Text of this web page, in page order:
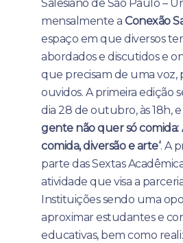
Salesiano de São Paulo –
mensalmente aConexão
espaço em que diversos
abordados e discutidos e
que precisam de uma voz,
ouvidos. A primeira edição
dia 28 de outubro, às 18h,
gente não quer só
comida, diversão e arte‘. A
parte das Sextas
atividade que visa a
Instituições sendo uma
aproximar estudantes e
educativas, bem como